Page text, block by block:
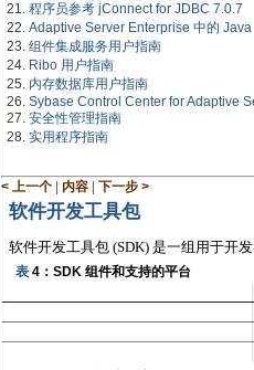
程序员参考 jConnect for JDBC 7.0.7
Adaptive Server Enterprise 中的 Java
组件集成服务用户指南
Ribo 用户指南
内存数据库用户指南
Sybase Control Center for Adaptive
安全性管理指南
实用程序指南
< 上一个 | 内容 | 下一步 >
软件开发工具包
软件开发工具包 (SDK) 是一组用于开
表4 ：SDK组件和支持的平台